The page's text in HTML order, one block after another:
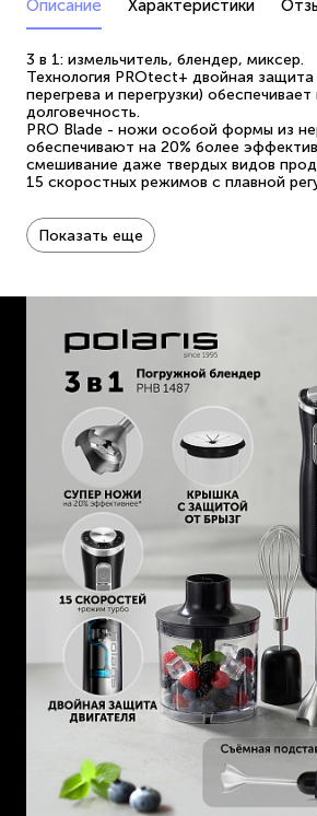
Описание Характеристики
3 в 1: измельчитель, блендер, миксер.
Технология PROtect+ двойная защита
перегрева и перегрузки)
долговечность.
PRO Blade - ножи особой формы из
обеспечивают на 20% более
смешивание даже твердых видов
15 скоростных режимов с плавной
Измельчительная чаша 0,5 литра.
Мерный стакан с крышкой объемом 0,7
Крышка для стакана с защитой от
Венчик для взбивания из
Показать еще